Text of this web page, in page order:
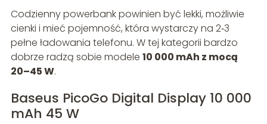
Codzienny powerbank powinien być lekki, możliwie
cienki i mieć pojemność, która wystarczy na 2‑3
pełne ładowania telefonu. W tej kategorii bardzo
dobrze radzą sobie modele 10 000 mAh z mocą
20–45 W.
Baseus PicoGo Digital Display 10 000
mAh 45 W